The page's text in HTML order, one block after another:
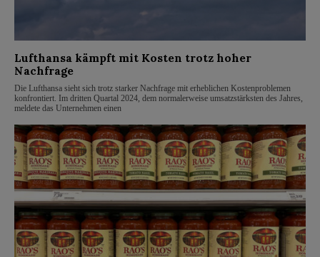
Lufthansa kämpft mit Kosten trotz hoher
Nachfrage
Die Lufthansa sieht sich trotz starker Nachfrage mit erheblichen Kostenproblemen
konfrontiert. Im dritten Quartal 2024, dem normalerweise umsatzstärksten des Jahres,
meldete das Unternehmen einen